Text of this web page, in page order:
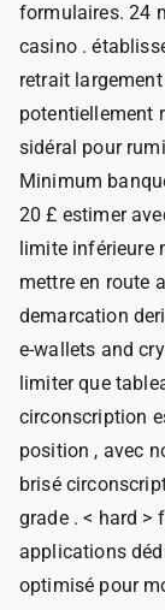
formulaires. 24
casino .
retrait
potentiellement
sidéral pour
Minimum
20 £ estimer
limite inférieure
mettre en route
demarcation
e-wallets and
limiter que
circonscription
position , avec
brisé
grade . < hard >
applications
optimisé pour